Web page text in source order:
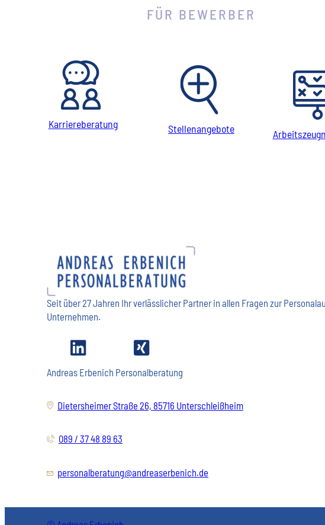
FÜR BEWERBER
Karriereberatung Stellenangebote
Seit über 27 Jahren Ihr verlässlicher Partner in allen Fragen zur
Unternehmen.
Andreas Erbenich Personalberatung
Dietersheimer Straße 26, 85716 Unterschleißheim
089 / 37 48 89 63
personalberatung@andreaserbenich.de